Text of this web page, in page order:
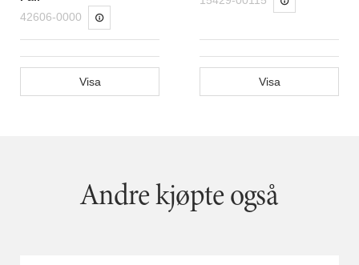
42606-0000
Visa Visa
Andre kjøpte også